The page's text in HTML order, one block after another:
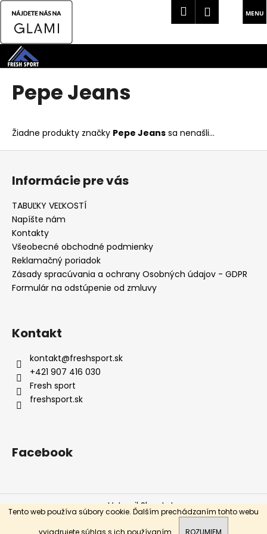
Tento web používa súbory cookie. Ďalším prechádzaním tohto webu
Prejsť
na
obsah
Hľadať
Pepe Jeans
Žiadne produkty značky Pepe Jeans sa nenašli...
K
š
k
Späť
Späť
Č
o
p
t
r
b
u
j
e
t
e
n
á
j
ť
?
O
o
r
Z
Informácie pre vás
TABUĽKY VEĽKOSTÍ
Napíšte nám
Kontakty
Všeobecné obchodné podmienky
Reklamačný poriadok
Zásady spracúvania a ochrany Osobných údajov - GDPR
Formulár na odstúpenie od zmluvy
Kontakt
kontakt@freshsport.sk
+421 907 416 030
Fresh sport
freshsport.sk
Facebook
Vytvoril Shoptet